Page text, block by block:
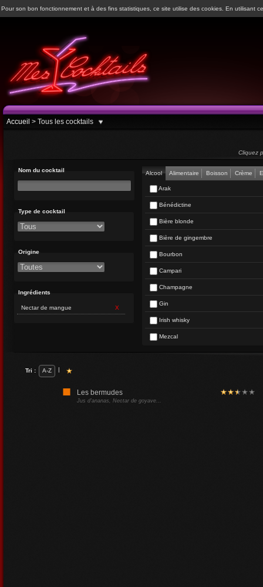
Pour son bon fonctionnement et à des fins statistiques, ce site utilise des cookies. En utilisant
Accueil > Tous les cocktails
Cliquez
Nom du cocktail
Type de cocktail
Origine
Ingrédients
Nectar de mangue X
Alcool Alimentaire Boisson Crème
Arak
Bénédictine
Bière blonde
Bière de gingembre
Bourbon
Campari
Champagne
Gin
Irish whisky
Mezcal
|
A-Z
Tri :
Les bermudes
Jus d'ananas, Nectar de goyave...